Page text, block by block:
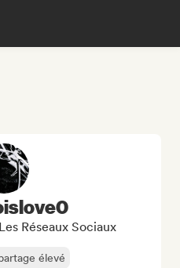
Réseaux Sociaux
élevé